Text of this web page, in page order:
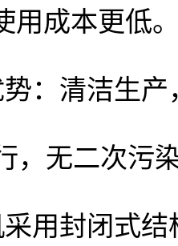
用成本更低
：清洁生产
，无二次污
用封闭式